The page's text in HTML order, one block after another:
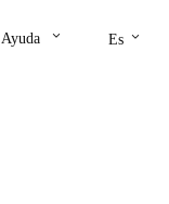
Ayuda keyboard_arrow_down Es keyboard_arrow_down